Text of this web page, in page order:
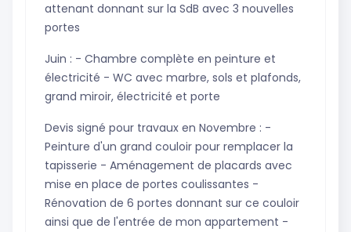
attenant donnant sur la SdB avec 3 nouvelles
portes
Juin : - Chambre complète en peinture et
électricité - WC avec marbre, sols et plafonds,
grand miroir, électricité et porte
Devis signé pour travaux en Novembre : -
Peinture d'un grand couloir pour remplacer la
tapisserie - Aménagement de placards avec
mise en place de portes coulissantes -
Rénovation de 6 portes donnant sur ce couloir
ainsi que de l'entrée de mon appartement -